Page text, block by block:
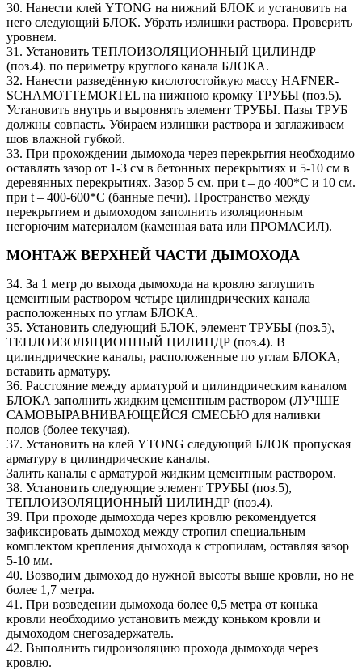
30. Нанести клей YTONG на нижний БЛОК и установить на
него следующий БЛОК. Убрать излишки раствора. Проверить
уровнем.
31. Установить ТЕПЛОИЗОЛЯЦИОННЫЙ ЦИЛИНДР
(поз.4). по периметру круглого канала БЛОКА.
32. Нанести разведённую кислотостойкую массу HAFNER-
SCHAMOTTEMORTEL на нижнюю кромку ТРУБЫ (поз.5).
Установить внутрь и выровнять элемент ТРУБЫ. Пазы ТРУБ
должны совпасть. Убираем излишки раствора и заглаживаем
шов влажной губкой.
33. При прохождении дымохода через перекрытия необходимо
оставлять зазор от 1-3 см в бетонных перекрытиях и 5-10 см в
деревянных перекрытиях. Зазор 5 см. при t – до 400*C и 10 см.
при t – 400-600*C (банные печи). Пространство между
перекрытием и дымоходом заполнить изоляционным
негорючим материалом (каменная вата или ПРОМАСИЛ).
МОНТАЖ ВЕРХНЕЙ ЧАСТИ ДЫМОХОДА
34. За 1 метр до выхода дымохода на кровлю заглушить
цементным раствором четыре цилиндрических канала
расположенных по углам БЛОКА.
35. Установить следующий БЛОК, элемент ТРУБЫ (поз.5),
ТЕПЛОИЗОЛЯЦИОННЫЙ ЦИЛИНДР (поз.4). В
цилиндрические каналы, расположенные по углам БЛОКА,
вставить арматуру.
36. Расстояние между арматурой и цилиндрическим каналом
БЛОКА заполнить жидким цементным раствором (ЛУЧШЕ
САМОВЫРАВНИВАЮЩЕЙСЯ СМЕСЬЮ для наливки
полов (более текучая).
37. Установить на клей YTONG следующий БЛОК пропуская
арматуру в цилиндрические каналы.
Залить каналы с арматурой жидким цементным раствором.
38. Установить следующие элемент ТРУБЫ (поз.5),
ТЕПЛОИЗОЛЯЦИОННЫЙ ЦИЛИНДР (поз.4).
39. При проходе дымохода через кровлю рекомендуется
зафиксировать дымоход между стропил специальным
комплектом крепления дымохода к стропилам, оставляя зазор
5-10 мм.
40. Возводим дымоход до нужной высоты выше кровли, но не
более 1,7 метра.
41. При возведении дымохода более 0,5 метра от конька
кровли необходимо установить между коньком кровли и
дымоходом снегозадержатель.
42. Выполнить гидроизоляцию прохода дымохода через
кровлю.